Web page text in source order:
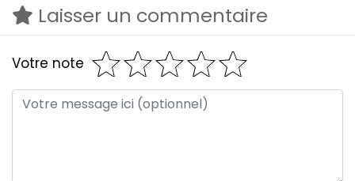
Laisser un commentaire
Votre note